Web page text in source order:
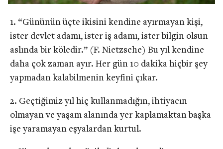
“Gününün üçte ikisini kendine ayırmayan kişi,
ister devlet adamı, ister iş adamı, ister bilgin olsun
aslında bir köledir.” (F. Nietzsche) Bu yıl kendine
daha çok zaman ayır. Her gün 10 dakika hiçbir şey
yapmadan kalabilmenin keyfini çıkar.
Geçtiğimiz yıl hiç kullanmadığın, ihtiyacın
olmayan ve yaşam alanında yer kaplamaktan başka
işe yaramayan eşyalardan kurtul.